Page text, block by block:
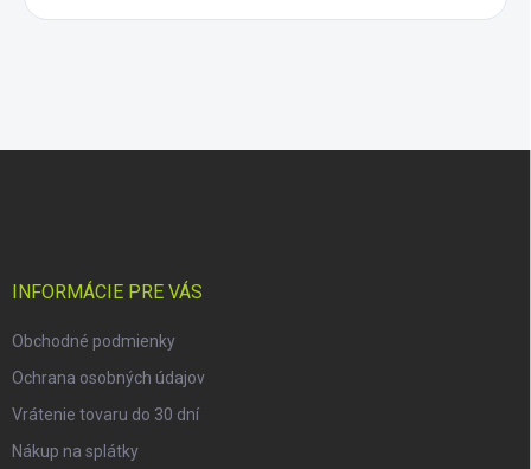
INFORMÁCIE PRE VÁS
Obchodné podmienky
Ochrana osobných údajov
Vrátenie tovaru do 30 dní
Nákup na splátky